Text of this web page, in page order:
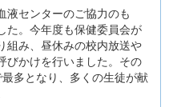
液センターのご協力のも
た。今年度も保健委員会が
組み、昼休みの校内放送や
びかけを行いました。その
多となり、多くの生徒が献